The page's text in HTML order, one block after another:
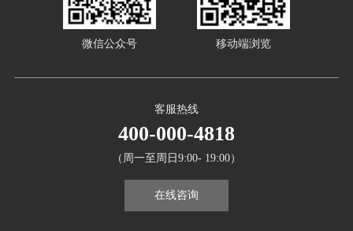
客服热线
400-000-4818
（周一至周日9:00- 19:00）
在线咨询
微信公众号 移动端浏览